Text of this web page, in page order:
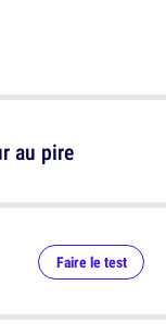
au pire
Faire le test